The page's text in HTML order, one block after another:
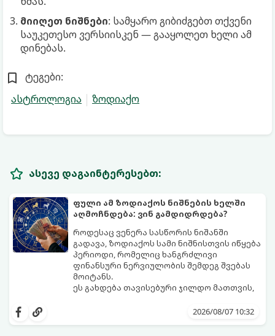
მიიღეთ ნიშნები: სამყარო გიბიძგებთ თქვენი
საუკეთესო ვერსიისკენ — გააყოლეთ ხელი ამ
დინებას.
ტეგები:
ასტროლოგია
ზოდიაქო
ასევე დაგაინტერესებთ:
ფული ამ ზოდიაქოს ნიშნების ხელში
აღმოჩნდება: ვინ გამდიდრდება?
როდესაც ვენერა სასწორის ნიშანში
გადავა, ზოდიაქოს სამი ნიშნისთვის იწყება
პერიოდი, რომელიც ხანგრძლივი
ფინანსური ნერვიულობის შემდეგ შვებას
მოიტანს.
ეს გახდება თავისებური ჯილდო მათთვის,
იჩენდა და სირთულეების მიუხედავად წინ
2026/08/07 10:32